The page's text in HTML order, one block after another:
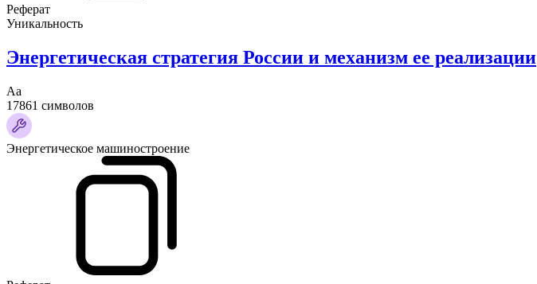
Реферат
Уникальность
Энергетическая стратегия России и механизм ее реализации
Аа
17861 символов
Энергетическое машиностроение